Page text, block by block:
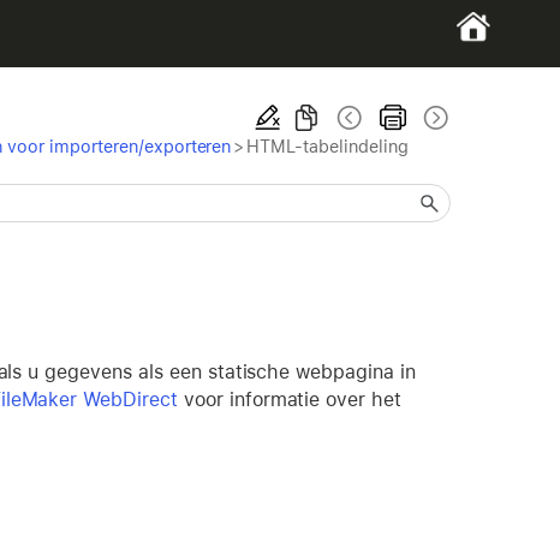
voor importeren/exporteren> HTML-tabelindeling
u gegevens als een statische webpagina in
WebDirect voor informatie over het